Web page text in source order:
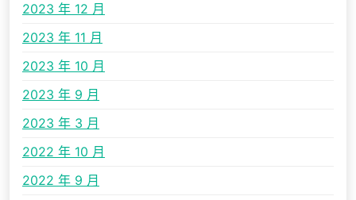
2023 年 12 月
2023 年 11 月
2023 年 10 月
2023 年 9 月
2023 年 3 月
2022 年 10 月
2022 年 9 月